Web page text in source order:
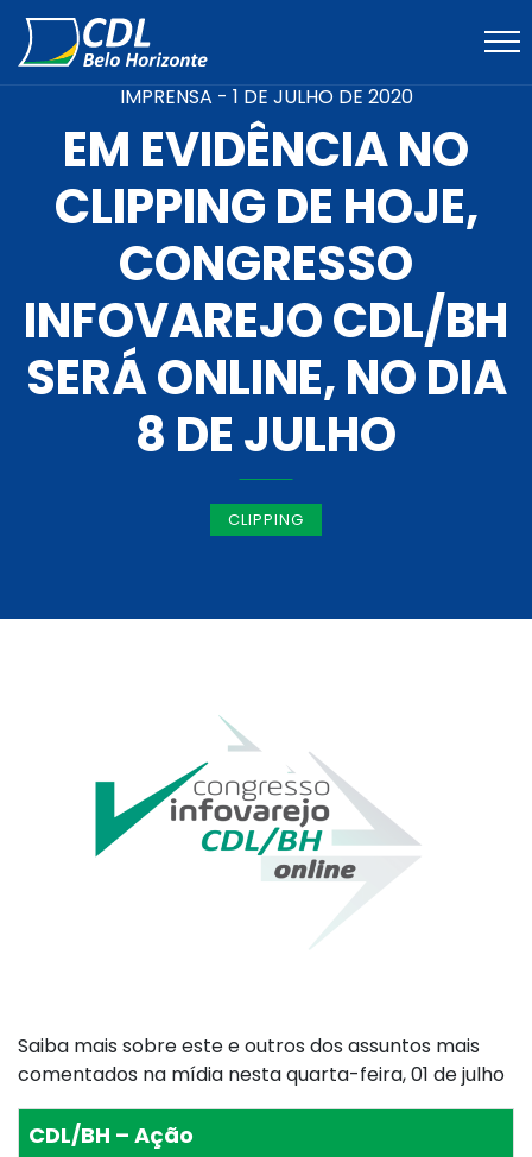
IMPRENSA - 1 DE JULHO DE 2020
EM EVIDÊNCIA NO
CLIPPING DE HOJE,
CONGRESSO
INFOVAREJO CDL/BH
SERÁ ONLINE, NO DIA
8 DE JULHO
CLIPPING
Saiba mais sobre este e outros dos assuntos mais
comentados na mídia nesta quarta-feira, 01 de julho
CDL/BH – Ação